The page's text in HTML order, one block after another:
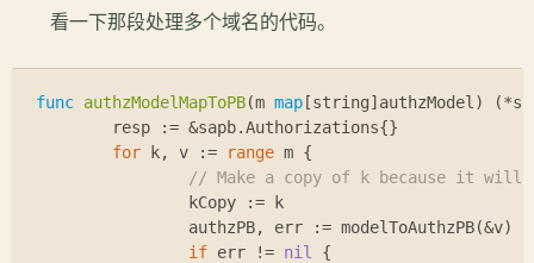
看一下那段处理多个域名的代码。
func authzModelMapToPB(m map [string]authzModel)
	resp := &sapb.Authorizations{}
for k, v := range m {
// Make a copy of k because it will
		kCopy := k
		authzPB, err := modelToAuthzPB(&v)
if err != nil
{